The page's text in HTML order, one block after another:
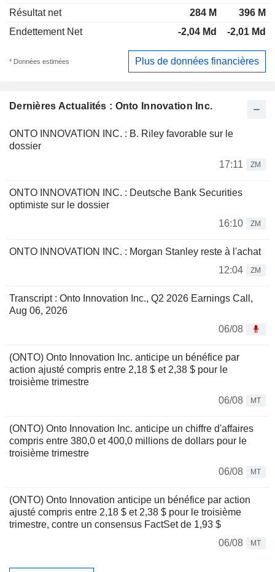
Dernières Actualités : Onto Innovation Inc.
ONTO INNOVATION INC. : B. Riley favorable sur le
dossier
17:11
ZM
ONTO INNOVATION INC. : Deutsche Bank Securities
optimiste sur le dossier
16:10
ZM
ONTO INNOVATION INC. : Morgan Stanley reste à l'achat
12:04
ZM
Transcript : Onto Innovation Inc., Q2 2026 Earnings Call,
Aug 06, 2026
06/08
(ONTO) Onto Innovation Inc. anticipe un bénéfice par
action ajusté compris entre 2,18 $ et 2,38 $ pour le
troisième trimestre
06/08
MT
(ONTO) Onto Innovation Inc. anticipe un chiffre d'affaires
compris entre 380,0 et 400,0 millions de dollars pour le
troisième trimestre
06/08
MT
(ONTO) Onto Innovation anticipe un bénéfice par action
ajusté compris entre 2,18 $ et 2,38 $ pour le troisième
trimestre, contre un consensus FactSet de 1,93 $
06/08
MT
Résultat net
284 M
396 M
Endettement Net
-2,04 Md -2,01 Md
* Données estimées Plus de données financières